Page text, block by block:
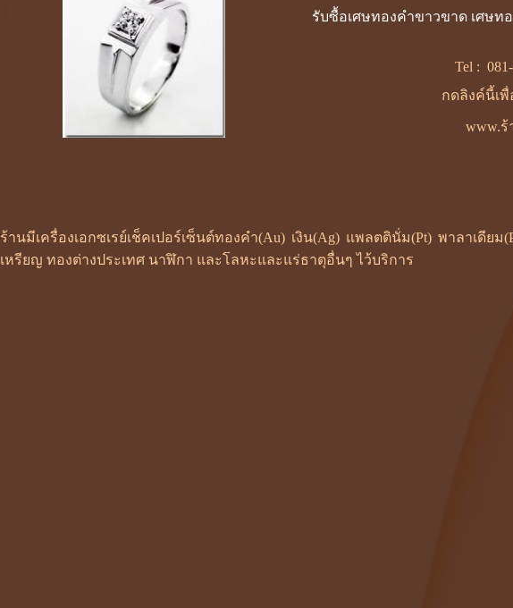
รับซื้อเศษทองคำขาวขาด เศษท
Tel :
กดลิงค์นี้เพื่
www.ร้
ร้านมีเครื่องเอกซเรย์เช็คเปอร์เซ็นต์ทองคำ(Au) เงิน(Ag) แพลตตินั่ม(Pt) พาลาเดีย
เหรียญ ทองต่างประเทศ นาฬิกา และโลหะและแร่ธาตุอื่นๆ ไว้บริการ